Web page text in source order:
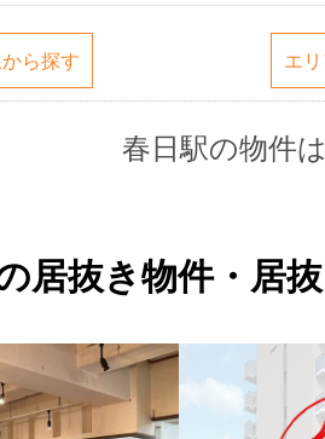
ら探す エ
春日駅の物件
居抜き物件・居